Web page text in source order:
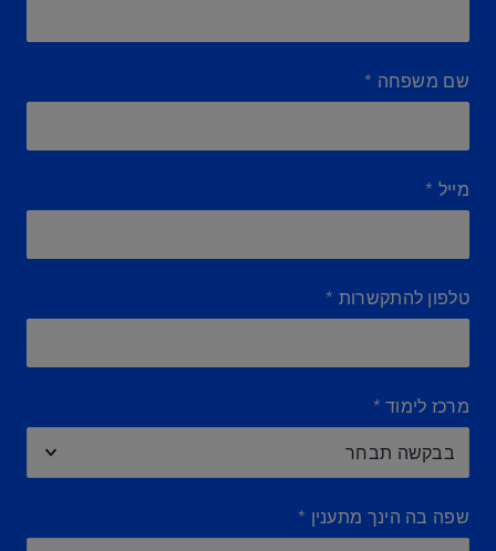
שם משפחה *
מייל *
טלפון להתקשרות *
מרכז לימוד *
שפה בה הינך מתענין *